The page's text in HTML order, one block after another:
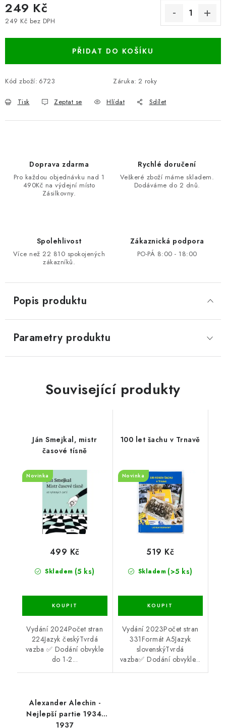
249 Kč
249 Kč bez DPH
PŘIDAT DO KOŠÍKU
Kód zboží: 6723 Záruka: 2 roky
Tisk Zeptat se Hlídat Sdílet
Doprava zdarma
Pro každou objednávku nad 1
490Kč na výdejní místo
Zásilkovny.
Rychlé doručení
Veškeré zboží máme skladem.
Dodáváme do 2 dnů.
Spolehlivost
Více než 22 810 spokojených
zákazníků.
Zákaznická podpora
PO-PÁ 8:00 - 18:00
Popis produktu
Parametry produktu
Související produkty
Ján Smejkal, mistr
časové tísně
Novinka
Skladem (5 ks)
499 Kč
Vydání 2024Počet stran
224Jazyk českýTvrdá
vazba ✅ Dodání obvykle
do 1-2...
100 let šachu v Trnavě
Novinka
Skladem (>5 ks)
519 Kč
Vydání 2023Počet stran
331Formát A5Jazyk
slovenskýTvrdá
vazba✅ Dodání obvykle...
Alexander Alechin -
Nejlepší partie 1934-
1937